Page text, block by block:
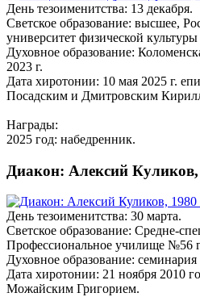
День тезоименитства: 13 декабря.
Светское образование: высшее,
университет физической
Духовное образование:
2023 г.
Дата хиротонии: 10 мая 2025 г.
Посадским и Дмитровским
Награды:
2025 год: набедренник.
Диакон: Алексий Куликов,
День тезоименитства: 30 марта.
Светское образование: Средне-
Профессиональное училище №56
Духовное образование:
Дата хиротонии: 21 ноября 2010
Можайским Григорием.